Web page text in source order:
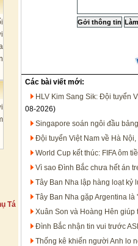
Tá
Các bài viết mới:
HLV Kim Sang Sik: Đội tuyển
08-2026)
Singapore soán ngôi đầu
Đội tuyển Việt Nam về Hà
World Cup kết thúc: FIFA ôm
Vì sao Đình Bắc chưa hết án
Tây Ban Nha lập hàng loạt kỷ
Tây Ban Nha gặp Argentina là
Xuân Son và Hoàng Hên giúp
Đình Bắc nhận tin vui trước
Thống kê khiến người Anh lo